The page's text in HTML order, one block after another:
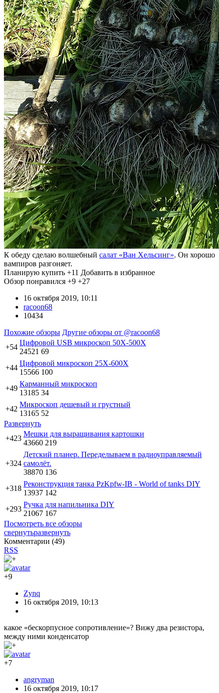
К обеду сделаю волшебный салат «Ван Хельсинг». Он хорошо
вампиров разгоняет.
Планирую купить +11 Добавить в избранное
Обзор понравился +9 +27
16 октября 2019, 10:11
racoon68
10434
Похожие обзоры Другие обзоры от @racoon68
+54
Цифровой USB микроскоп 50Х-500Х
24521 69
+44
Цифровой микроскоп 25X-600X
15566 100
+49
Карманный микроскоп
13185 34
+42
Микроскоп дешевый и грустный
13165 52
Развернуть
+423
Мешки для выращивания картошки
43660 219
+324
Детский планер. Переделываем в радиоуправляемый
самолёт.
38870 136
+318
Реконструкция танка PzKpfw-IВ - World of tanks DIY
13937 142
+293
Ручка для напильника DIY
21067 167
Посмотреть все обзоры
свернутьразвернуть
Комментарии (49)
RSS
+9
Zynq
16 октября 2019, 10:13
какое «бескорпусное сопротивление»? Вижу два резистора,
между ними конденсатор
+7
angryman
16 октября 2019, 10:17